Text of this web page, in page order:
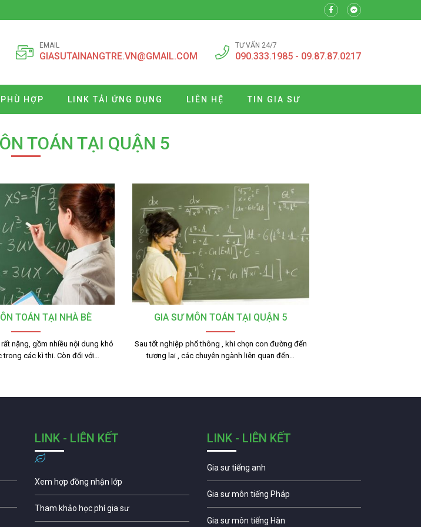
EMAIL
GIASUTAINANGTRE.VN@GMAIL.COM
TƯ VẤN 24/7
090.333.1985 - 09.87.87.0217
HỢP LINK TẢI ỨNG DỤNG LIÊN HỆ TIN GIA SƯ
TOÁN TẠI QUẬN 5
TOÁN TẠI NHÀ BÈ
nặng, gồm nhiều nội dung khó
trong các kì thi. Còn đối với…
GIA SƯ MÔN TOÁN TẠI QUẬN 5
Sau tốt nghiệp phổ thông , khi chọn con đường đến
tương lai , các chuyên ngành liên quan đến…
LINK - LIÊN KẾT
Xem hợp đồng nhận lớp
Tham khảo học phí gia sư
LINK - LIÊN KẾT
Gia sư tiếng anh
Gia sư môn tiếng Pháp
Gia sư môn tiếng Hàn